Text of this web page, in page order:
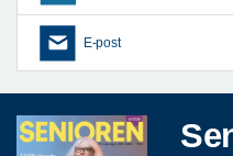
E-post